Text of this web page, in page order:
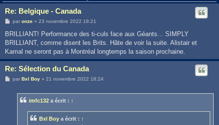
Re: Belgique - Canada
par onze» 23 novembre 2022 18:21
BRILLIANT! Performance des ti-culs face aux Géants... SIMPLY
BRILLIANT, comme disent les Brits. Hâte de voir la suite. Alistair et
Kamal ne seront pas à Montréal longtemps la saison prochaine.
Re: Sélection du Canada
par Bxl Boy» 21 novembre 2022 18:24
imfc132 a écrit : ↑
Bxl Boy a écrit : ↑